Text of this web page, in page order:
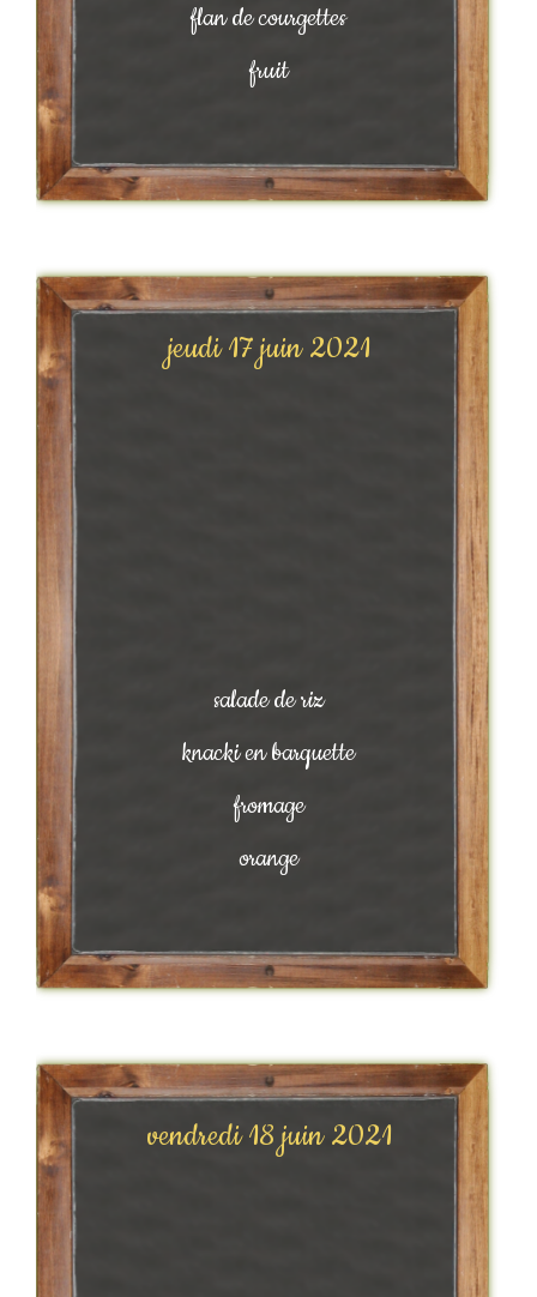
flan de courgettes
fruit
jeudi 17 juin 2021
salade de riz
knacki en barquette
fromage
orange
vendredi 18 juin 2021